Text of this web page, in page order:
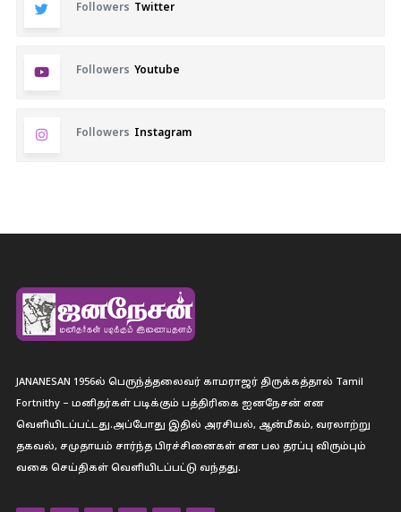
Followers Twitter
Followers Youtube
Followers Instagram
JANANESAN 1956ல் பெருந்த்தலைவர் காமராஜர் திருக்கத்தால் Tamil
Fortnithy – மனிதர்கள் படிக்கும் பத்திரிகை ஐனநேசன் என
வெளியிடப்பட்டது.அப்போது இதில் அரசியல், ஆன்மீகம், வரலாற்று
தகவல், சமுதாயம் சார்ந்த பிரச்சினைகள் என பல தரப்பு விரும்பும்
வகை செய்திகள் வெளியிடப்பட்டு வந்தது.